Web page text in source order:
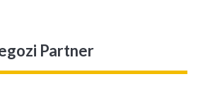
Partner